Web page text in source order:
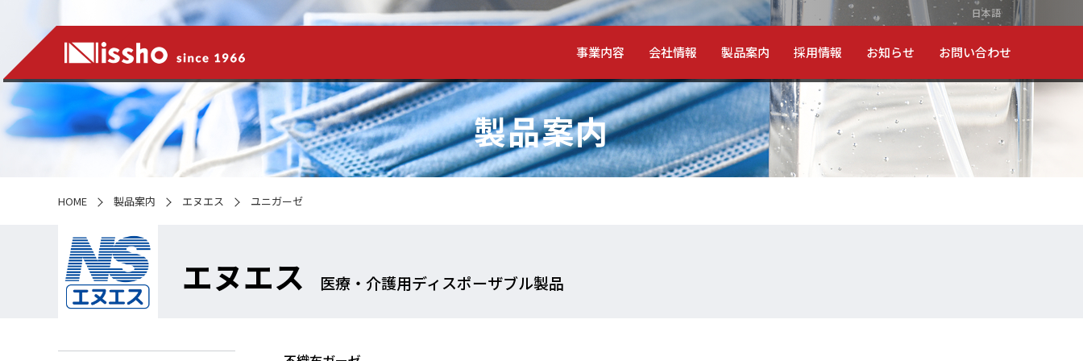
日本語
事業内容 会社情報 製品案内 採用情報 お知らせ お問い合わせ
製品案内
HOME 製品案内 エヌエス ユニガーゼ
エヌエス 医療・介護用ディスポーザブル製品